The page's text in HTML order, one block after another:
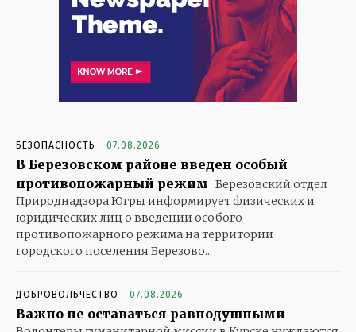
БЕЗОПАСНОСТЬ 07.08.2026
В Березовском районе введен особый
противопожарный режим Березовский отдел
Природнадзора Югры информирует физических и
юридических лиц о введении особого
противопожарного режима на территории
городского поселения Березово...
ДОБРОВОЛЬЧЕСТВО 07.08.2026
Важно не оставаться равнодушными